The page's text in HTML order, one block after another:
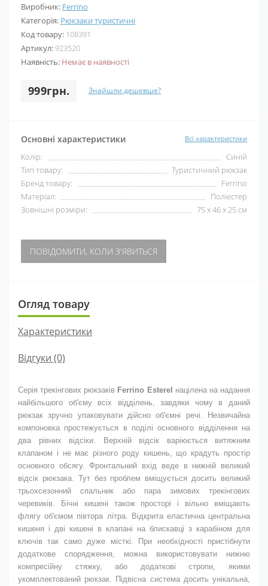
Виробник: Ferrino
Категорія: Рюкзаки туристичні
Код товару: 108391
Артикул: 923520
Наявність: Немає в наявності
999грн. Знайшли дешевше?
Основні характеристики Всі характеристики
Колір:
Синій
Тип товару:
Туристичний рюкзак
Бренд товару:
Ferrino
Матеріал:
Поліестер
Зовнішні розміри:
75 х 46 х 25 см
ПОВІДОМИТИ, КОЛИ З'ЯВИТЬСЯ
Огляд товару
Характеристики
Відгуки (0)
Серія трекінгових рюкзаків Ferrino Esterel націлена на надання
найбільшого об'єму всіх відділень, завдяки чому в даний
рюкзак зручно упаковувати дійсно об'ємні речі. Незвичайна
компоновка простежується в поділі основного відділення на
два рівних відсіки. Верхній відсік варіюється витяжним
клапаном і не має різного роду кишень, що крадуть простір
основного обсягу. Фронтальний вхід веде в нижній великий
відсік рюкзака. Тут без проблем вміщується досить великий
трьохсезонний спальник або пара зимових трекінгових
черевиків. Бічні кишені також просторі і вільно вміщають
флягу об'ємом півтора літра. Відкрита еластична центральна
кишеня і дві кишені в клапані на блискавці з карабіном для
ключів так само дуже місткі. При необхідності пристібнути
додаткове спорядження, можна використовувати нижню
компресійну стяжку, або додаткові стропи, якими
укомплектований рюкзак. Підвісна система досить унікальна,